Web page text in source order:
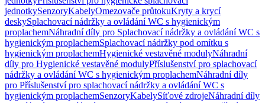
jednotkySenzoryKabelyOmezovače průtokuKryty a krycí
deskySplachovací nádržky a ovládání WC s hygienickým
proplachemNáhradní díly pro Splachovací nádržky a ovládání WC s
hygienickým proplachemSplachovací nádržky pod omítku s
hygienickým proplachemHygienické vestavěné modulyNáhradní
díly pro Hygienické vestavěné modulyPříslušenství pro splachovací
nádržky a ovládání WC s hygienickým proplachemNáhradní díly
pro Příslušenství pro splachovací nádržky a ovládání WC s
hygienickým proplachemSenzoryKabelySíťové zdrojeNáhradní díly